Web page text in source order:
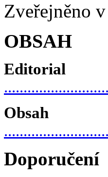
Zveřejněno v
OBSAH
Editorial
Obsah
Doporučení